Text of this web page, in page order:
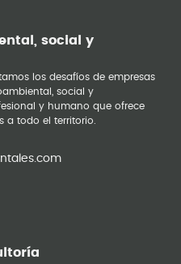
social y
los desafíos de empresas
social y
y humano que ofrece
a todo el territorio.